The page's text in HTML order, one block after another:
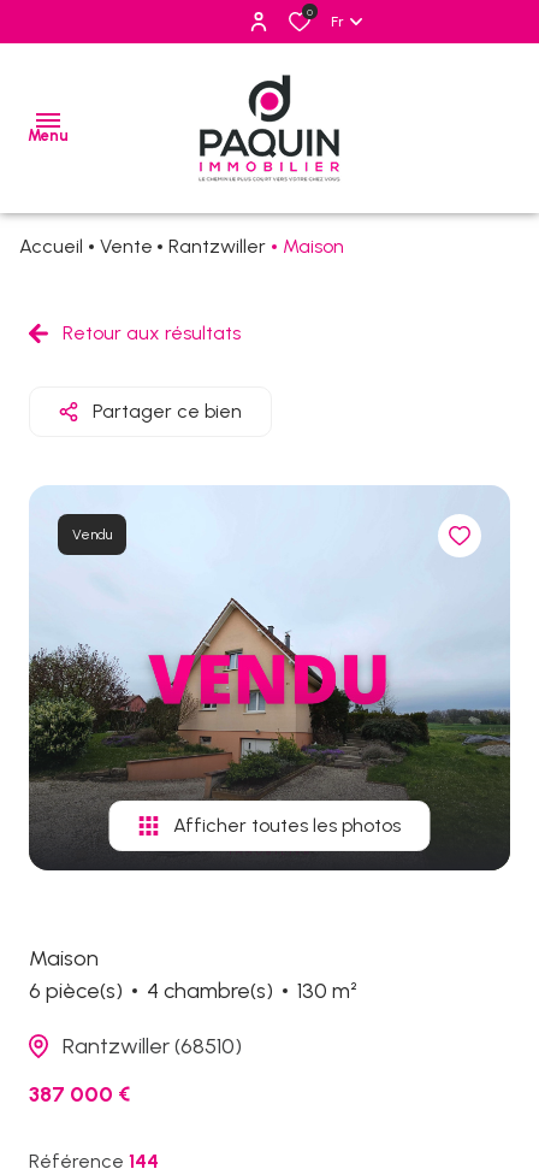
0
Fr
Menu
mail
Accueil Vente Rantzwiller Maison
Retour aux résultats
Partager ce bien
Vendu
Afficher toutes les photos
Maison
6 pièce(s)
4 chambre(s) 130 m²
Rantzwiller (68510)
387 000 €
Référence 144